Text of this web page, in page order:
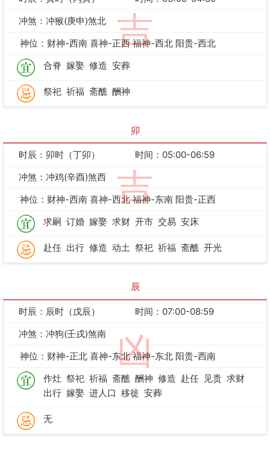
吉
冲煞：冲猴(庚申)煞北
神位：财神-西南 喜神-正西 福神-西北 阳贵-西北
合脊 嫁娶 修造 安葬
祭祀 祈福 斋醮 酬神
卯
吉
时辰：卯时（丁卯）
时间：05:00-06:59
冲煞：冲鸡(辛酉)煞西
神位：财神-西南 喜神-西北 福神-东南 阳贵-正西
求嗣 订婚 嫁娶 求财 开市 交易 安床
赴任 出行 修造 动土 祭祀 祈福 斋醮 开光
辰
凶
时辰：辰时（戊辰）
时间：07:00-08:59
冲煞：冲狗(壬戌)煞南
神位：财神-正北 喜神-东北 福神-东北 阳贵-西南
作灶 祭祀 祈福 斋醮 酬神 修造 赴任 见贵 求财
出行 嫁娶 进人口 移徙 安葬
无